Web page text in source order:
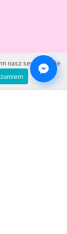
nasz serwis może